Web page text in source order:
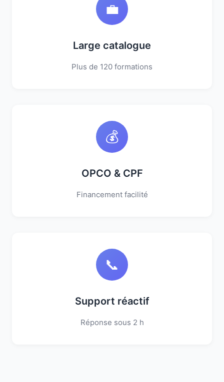
💼
Large catalogue
Plus de 120 formations
💰
OPCO & CPF
Financement facilité
📞
Support réactif
Réponse sous 2 h